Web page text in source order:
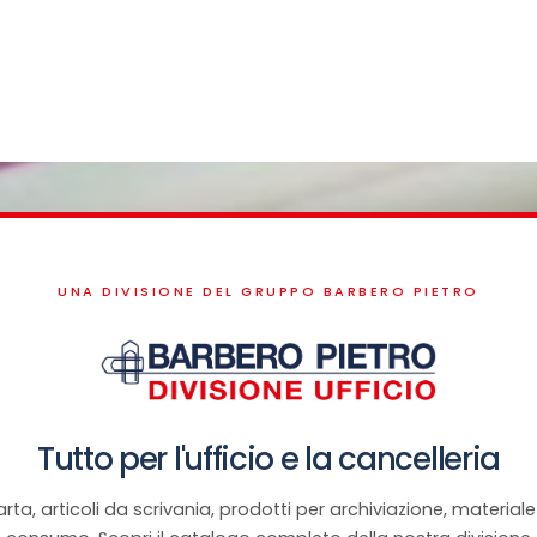
UNA DIVISIONE DEL GRUPPO BARBERO PIETRO
Tutto per l'ufficio e la cancelleria
articoli da scrivania, prodotti per archiviazione,